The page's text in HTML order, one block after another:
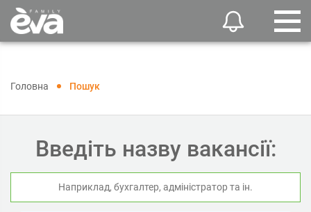
Головна Пошук
Введіть назву вакансії: